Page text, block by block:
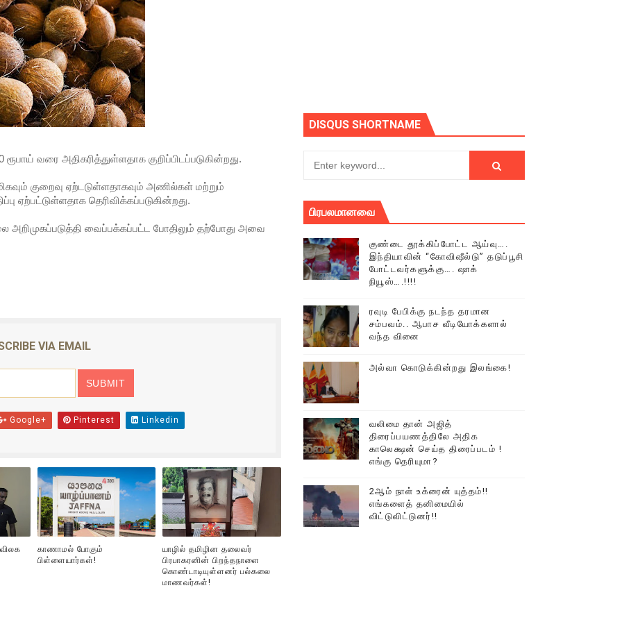
இலங்கை பாடலாசிரியர் வெளியிட்ட...
- கொதித்தெழுந்த பிரதேசவாசிகள்!
கூடிய இடங்கள்...
செய்த முதியவருக்கு வழங்கப்பட்ட தண்டனை
சங்கர் ஆகியோரின் நினைவெழுச்சி நாள் - 26.09.2021 சுவிஸ் (செய்தியும்,படங்களும்..)
தமிழின அழிப்பிற்கு நீதி கேட்டு நடைபெற்ற கவனயீர்ப்புப் போராட்டத்தில் திரண்ட தமிழ்மக்கள்!!
தனிமையில் விட்டுவிட்டுனர்!!
வரை அதிகரித்துள்ளதாக குறிப்பிடப்படுகின்றது.
குறைவு ஏற்டடுள்ளதாகவும் அணில்கள் மற்றும்
ஏற்பட்டுள்ளதாக தெரிவிக்கப்படுகின்றது.
அறிமுகப்படுத்தி வைப்பக்கப்பட்ட போதிலும் தற்போது அவை
VIA EMAIL
Google+ Pinterest Linkedin
காணாமல் போகும்
பிள்ளையார்கள்!
யாழில் தமிழின தலைவர்
பிரபாகரனின் பிறந்தநாளை
கொண்டாடியுள்ளனர் பல்கலை
மாணவர்கள்!
DISQUS SHORTNAME
பிரபலமானவை
குண்டை தூக்கிப்போட்ட ஆய்வு….
இந்தியாவின் “கோவிஷீல்டு” தடுப்பூசி
போட்டவர்களுக்கு…. ஷாக்
நியூஸ்….!!!!
ரவுடி பேபிக்கு நடந்த தரமான
சம்பவம்.. ஆபாச வீடியோக்களால்
வந்த வினை
அல்வா கொடுக்கின்றது இலங்கை!
வலிமை தான் அஜித்
திரைப்பயணத்திலே அதிக
காலெக்ஷன் செய்த திரைப்படம் !
எங்கு தெரியுமா?
2ஆம் நாள் உக்ரைன் யுத்தம்!!
எங்களைத் தனிமையில்
விட்டுவிட்டுனர்!!